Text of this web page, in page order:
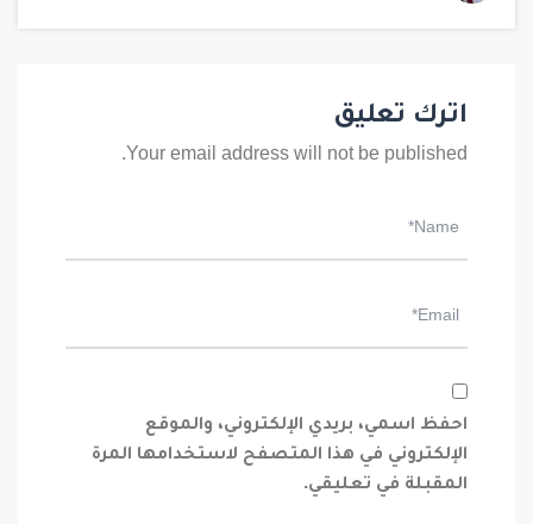
اترك تعليق
Your email address will not be published.
احفظ اسمي، بريدي الإلكتروني، والموقع
الإلكتروني في هذا المتصفح لاستخدامها المرة
المقبلة في تعليقي.